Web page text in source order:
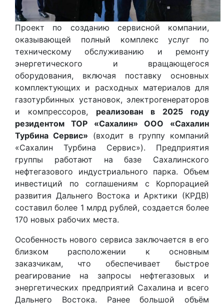
Проект по созданию сервисной компании,
оказывающей полный комплекс услуг по
техническому обслуживанию и ремонту
энергетического и вращающегося
оборудования, включая поставку основных
комплектующих и расходных материалов для
газотурбинных установок, электрогенераторов
и компрессоров, реализован в 2025 году
резидентом ТОР «Сахалин» ООО «Сахалин
Турбина Сервис» (входит в группу компаний
«Сахалин Турбина Сервис»). Предприятия
группы работают на базе Сахалинского
нефтегазового индустриального парка. Объем
инвестиций по соглашениям с Корпорацией
развития Дальнего Востока и Арктики (КРДВ)
составил более 1 млрд рублей, создается более
170 новых рабочих места.
Особенность нового сервиса заключается в его
близком расположении к основным
заказчикам, что обеспечивает быстрое
реагирование на запросы нефтегазовых и
энергетических предприятий Сахалина и всего
Дальнего Востока. Ранее большой объём